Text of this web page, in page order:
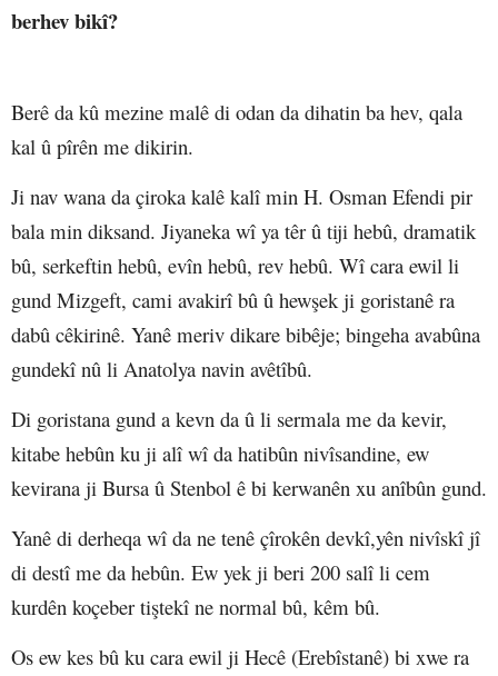
berhev bikî?
Berê da kû mezine malê di odan da dihatin ba hev, qala
kal û pîrên me dikirin.
Ji nav wana da çiroka kalê kalî min H. Osman Efendi pir
bala min diksand. Jiyaneka wî ya têr û tiji hebû, dramatik
bû, serkeftin hebû, evîn hebû, rev hebû. Wî cara ewil li
gund Mizgeft, cami avakirî bû û hewşek ji goristanê ra
dabû cêkirinê. Yanê meriv dikare bibêje; bingeha avabûna
gundekî nû li Anatolya navin avêtîbû.
Di goristana gund a kevn da û li sermala me da kevir,
kitabe hebûn ku ji alî wî da hatibûn nivîsandine, ew
kevirana ji Bursa û Stenbol ê bi kerwanên xu anîbûn gund.
Yanê di derheqa wî da ne tenê çîrokên devkî,yên nivîskî jî
di destî me da hebûn. Ew yek ji beri 200 salî li cem
kurdên koçeber tiştekî ne normal bû, kêm bû.
Os ew kes bû ku cara ewil ji Hecê (Erebîstanê) bi xwe ra